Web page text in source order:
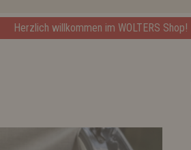
Herzlich willkommen im WOLTERS Shop!